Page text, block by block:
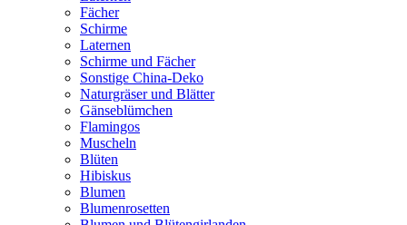
Fächer
Schirme
Laternen
Schirme und Fächer
Sonstige China-Deko
Naturgräser und Blätter
Gänseblümchen
Flamingos
Muscheln
Blüten
Hibiskus
Blumen
Blumenrosetten